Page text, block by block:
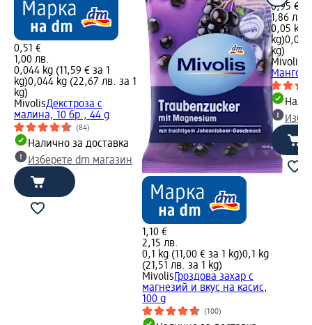
0,51 €
1,00 лв.
0,044 kg (11,59 € за 1
kg)0,044 kg (22,67 лв. за 1
kg)
MivolisДекстроза с
малина, 10 бр., 44 g
(84)
Налично за доставка
Изберете dm магазин
1,10 €
2,15 лв.
0,1 kg (11,00 € за 1 kg)0,1 kg
(21,51 лв. за 1 kg)
Mivolis Гроздова захар с
магнезий и вкус на касис,
100 g
(100)
0,95 €
1,86 лв.
0,05 kg
kg)0,05
kg)
Mivolis
Манго и